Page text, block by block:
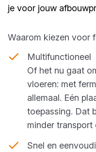
je voor jouw
Waarom kiezen voor
Multifunctioneel
Of het nu gaat
vloeren: met
allemaal. Eén
toepassing. Dat
minder transport
Snel en